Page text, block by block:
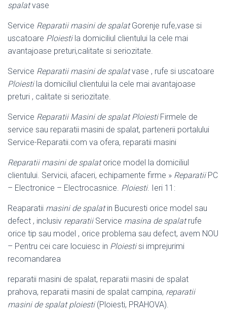
spalatvase
Service Reparatii masini de spalatGorenje rufe,vase si
uscatoare Ploiestila domiciliul clientului la cele mai
avantajoase preturi,calitate si seriozitate.
Service Reparatii masini de spalatvase , rufe si uscatoare
Ploiestila domiciliul clientului la cele mai avantajoase
preturi , calitate si seriozitate.
Service Reparatii Masini de spalat PloiestiFirmele de
service sau reparatii masini de spalat, partenerii portalului
Service-Reparatii.com va ofera, reparatii masini
Reparatii masini de spalatorice model la domiciliul
clientului. Servicii, afaceri, echipamente firme » ReparatiiPC
– Electronice – Electrocasnice. Ploiesti. Ieri 11:
Reaparatii masini de spalatin Bucuresti orice model sau
defect , inclusiv reparatiiService masina de spalatrufe
orice tip sau model , orice problema sau defect, avem NOU
– Pentru cei care locuiesc in Ploiestisi imprejurimi
recomandarea
reparatii masini de spalat, reparatii masini de spalat
prahova, reparatii masini de spalat campina, reparatii
masini de spalat ploiesti(Ploiesti, PRAHOVA).